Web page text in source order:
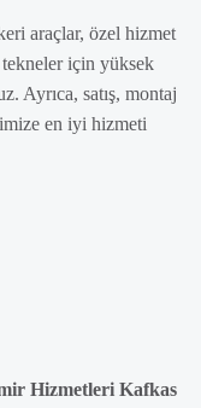
araçlar, özel hizmet
için yüksek
Ayrıca, satış, montaj
en iyi hizmeti
Hizmetleri Kafkas